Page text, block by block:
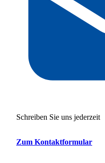
Schreiben Sie uns jederzeit
Zum Kontaktformular